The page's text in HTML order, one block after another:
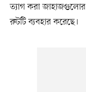
ত্যাগ করা
রুটটি ব্যবহার করেছে।